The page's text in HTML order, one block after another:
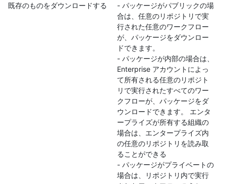
既存のものをダウンロードする
- パッケージがパブリックの場
合は、任意のリポジトリで実
行された任意のワークフロー
が、パッケージをダウンロー
ドできます。
- パッケージが内部の場合は、
Enterprise アカウントによっ
て所有される任意のリポジト
リで実行されたすべてのワー
クフローが、パッケージをダ
ウンロードできます。 エンタ
ープライズが所有する組織の
場合は、エンタープライズ内
の任意のリポジトリを読み取
ることができる
- パッケージがプライベートの
場合は、リポジトリ内で実行